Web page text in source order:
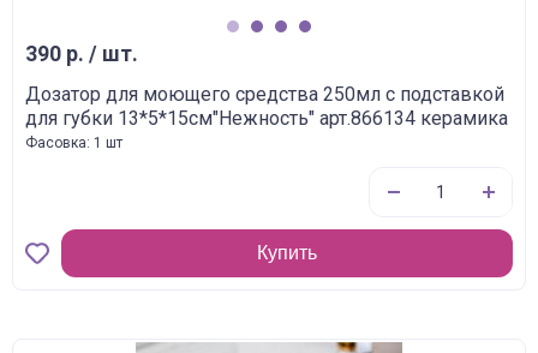
390 р. / шт.
Дозатор для моющего средства 250мл с подставкой
для губки 13*5*15см"Нежность" арт.866134 керамика
Фасовка: 1 шт
Купить